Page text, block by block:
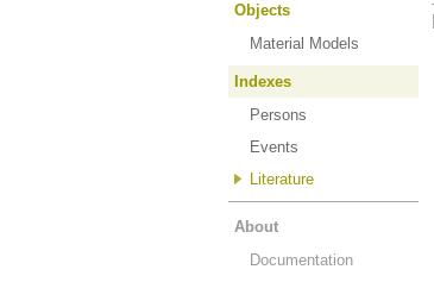
Objects
Material Models
Indexes
Persons
Events
Literature
About
Documentation